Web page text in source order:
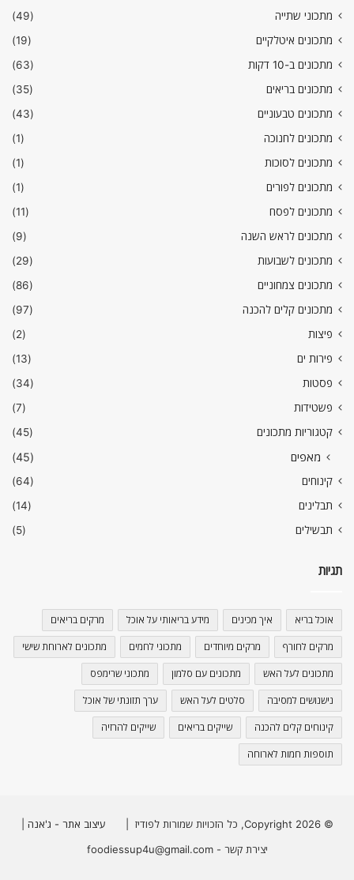
מתכוני שתייה
(49)
מתכונים איטלקיים
(19)
מתכונים ב-10 דקות
(63)
מתכונים בריאים
(35)
מתכונים טבעוניים
(43)
מתכונים לחנוכה
(1)
מתכונים לסוכות
(1)
מתכונים לפורים
(1)
מתכונים לפסח
(11)
מתכונים לראש השנה
(9)
מתכונים לשבועות
(29)
מתכונים צמחוניים
(86)
מתכונים קלים להכנה
(97)
פיצות
(2)
פירות ים
(13)
פסטות
(34)
פשטידות
(7)
קטגוריות מתכונים
(45)
מאפים (45)
קינוחים
(64)
תבלינים
(14)
תבשילים
(5)
תגיות
אוכל בריא איך מכינים מידע בריאותי על אוכל מרקים בריאים
מרקים לחורף מרקים מיוחדים מתכוני לחמים מתכונים לארוחת שישי
מתכונים לעל האש מתכונים עם סלמון מתכוני שרימפס
נישנושים למסיבה סלטים לעל האש ערך תזונתי של אוכל
קינוחים קלים להכנה שייקים בריאים שייקים להרזיה
תוספות חמות לארוחה
© Copyright 2026, כל הזכויות שמורות לפודיז | עיצוב אתר - ג'אנה
יצירת קשר - foodiessup4u@gmail.com